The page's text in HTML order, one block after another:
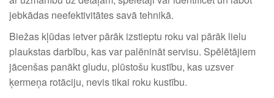
jebkādas neefektivitātes savā tehnikā.
Biežas kļūdas ietver pārāk izstieptu roku vai pārāk lielu
plaukstas darbību, kas var palēnināt servisu. Spēlētājiem
jācenšas panākt gludu, plūstošu kustību, kas uzsver
ķermeņa rotāciju, nevis tikai roku kustību.